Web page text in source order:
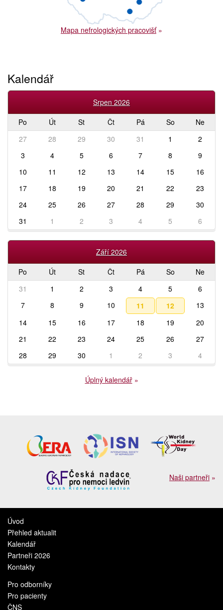
Mapa nefrologických pracovišť»
Kalendář
Srpen 2026
Po
Út St Čt Pá So
Ne
27
28 29 30 31 1
2
3
4 5 6 7 8
9
10
11 12 13 14 15
16
17
18 19 20 21 22
23
24
25 26 27 28 29
30
31
1 2 3 4 5 6
Září 2026
Po
Út St Čt Pá So
Ne
31
1 2 3 4 5
6
7
8 9 10 11 12
13
14
15 16 17 18 19
20
21
22 23 24 25 26
27
28
29 30 1 2 3 4
Úplný kalendář»
Naši partneři »
Úvod
Přehled aktualit
Kalendář
Partneři 2026
Kontakty
Pro odborníky
Pro pacienty
ČNS